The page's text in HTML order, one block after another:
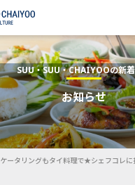
SUU・SUU・CHAIYOOの新
お知らせ
ケータリングもタイ料理で★シェフコレに